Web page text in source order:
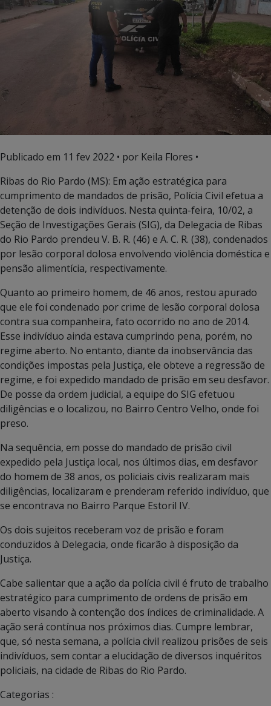
Publicado em 11 fev 2022 • por Keila Flores •
Ribas do Rio Pardo (MS): Em ação estratégica para
cumprimento de mandados de prisão, Polícia Civil efetua a
detenção de dois indivíduos. Nesta quinta-feira, 10/02, a
Seção de Investigações Gerais (SIG), da Delegacia de Ribas
do Rio Pardo prendeu V. B. R. (46) e A. C. R. (38), condenados
por lesão corporal dolosa envolvendo violência doméstica e
pensão alimentícia, respectivamente.
Quanto ao primeiro homem, de 46 anos, restou apurado
que ele foi condenado por crime de lesão corporal dolosa
contra sua companheira, fato ocorrido no ano de 2014.
Esse indivíduo ainda estava cumprindo pena, porém, no
regime aberto. No entanto, diante da inobservância das
condições impostas pela Justiça, ele obteve a regressão de
regime, e foi expedido mandado de prisão em seu desfavor.
De posse da ordem judicial, a equipe do SIG efetuou
diligências e o localizou, no Bairro Centro Velho, onde foi
preso.
Na sequência, em posse do mandado de prisão civil
expedido pela Justiça local, nos últimos dias, em desfavor
do homem de 38 anos, os policiais civis realizaram mais
diligências, localizaram e prenderam referido indivíduo, que
se encontrava no Bairro Parque Estoril IV.
Os dois sujeitos receberam voz de prisão e foram
conduzidos à Delegacia, onde ficarão à disposição da
Justiça.
Cabe salientar que a ação da polícia civil é fruto de trabalho
estratégico para cumprimento de ordens de prisão em
aberto visando à contenção dos índices de criminalidade. A
ação será contínua nos próximos dias. Cumpre lembrar,
que, só nesta semana, a polícia civil realizou prisões de seis
indivíduos, sem contar a elucidação de diversos inquéritos
policiais, na cidade de Ribas do Rio Pardo.
Categorias :